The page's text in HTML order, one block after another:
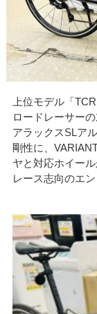
上位モデル「
ロードレーサー
アラックスSLア
剛性に、
ヤと対応ホイール
レース志向のエ